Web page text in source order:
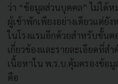
ว่า “ข้อมูลส่วนบุคคล” ไม่ได้
ผู้เข้าพักเพียงอย่างเดียวแต่ยั
ในโรงแรมอีกด้วยสำหรับขั้นต
เกี่ยวข้องและรายละเอียดที่ส
เนื้อหาใน พ.ร.บ.คุ้มครองข้อ
คือ